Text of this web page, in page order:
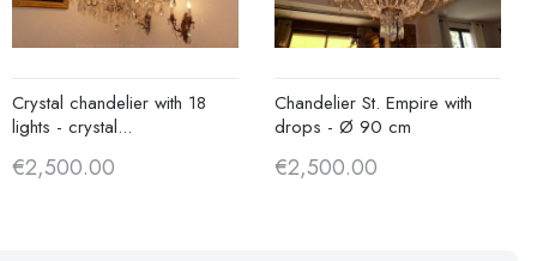
Crystal chandelier with 18
lights - crystal...
€2,500.00
Chandelier St. Empire with
drops - Ø 90 cm
€2,500.00